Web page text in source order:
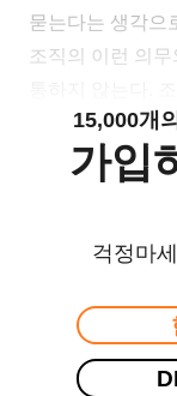
묻는다는 생각으
조직의 이런 의
15,000개
가입
걱정마